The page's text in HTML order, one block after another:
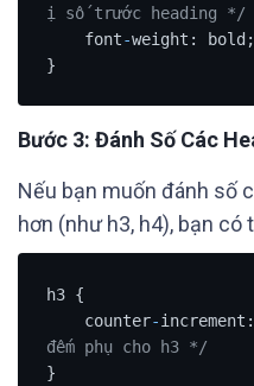
ị số trước heading */
    font
-weight: bold;
}
Bước 3: Đánh Số Các
Nếu bạn muốn đánh số
hơn (như h3, h4), bạn
h3 {
    counter
-
đếm phụ cho h3 */
}